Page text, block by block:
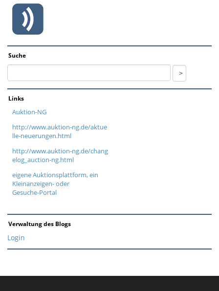
Suche
Links
Auktion-NG
http://www.auktion-ng.de/aktue
lle-neuerungen.html
http://www.auktion-ng.de/chang
elog_auction-ng.html
eigene Auktionsplattform, ein
Kleinanzeigen- oder
Gesuche-Portal
Verwaltung des Blogs
Login